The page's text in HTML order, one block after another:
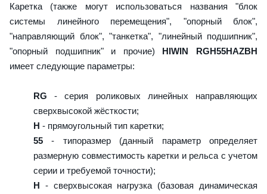
Каретка (также могут использоваться названия "блок
системы линейного перемещения", "опорный блок",
"направляющий блок", "танкетка", "линейный подшипник",
"опорный подшипник" и прочие) HIWIN RGH55HAZBH
имеет следующие параметры:
RG - серия роликовых линейных направляющих
сверхвысокой жёсткости;
H - прямоугольный тип каретки;
55 - типоразмер (данный параметр определяет
размерную совместимость каретки и рельса с учетом
серии и требуемой точности);
H - сверхвысокая нагрузка (базовая динамическая